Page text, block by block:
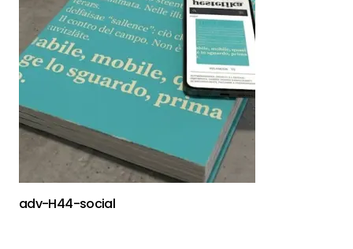
adv-H44-social